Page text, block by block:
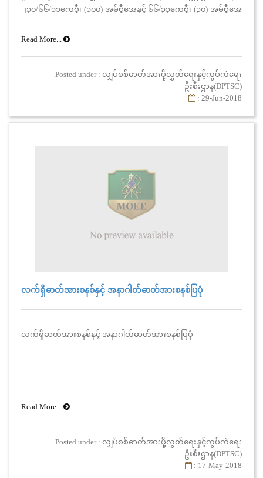
၂၃၀/၆၆/၁၁ကေဗွီ၊ (၁၀၀) အမ်ဗွီအေနှင့် ၆၆/၃၃ကေဗွီ၊ (၃၀) အမ်ဗွီအေ
နှစ်မှ စတင်အကောင် အထည်ဖော်ဆောင်ရွက်ခဲ့ပြီး (၂၈-၆-၂၀၁၈) ရက်
ရုံ၏ ၂၃၀/၆၆/ ၁၁ကေဗွီ၊ (၁၀၀) အမ်ဗွီအေ ထရန်စဖော်မာအား
Read More...
Posted under : လျှပ်စစ်ဓာတ်အားပို့လွှတ်ရေးနှင့်ကွပ်ကဲရေး
ဦးစီးဌာန(DPTSC)
: 29-Jun-2018
လက်ရှိဓာတ်အားစနစ်နှင့် အနာဂါတ်ဓာတ်အားစနစ်ပြပုံ
လက်ရှိဓာတ်အားစနစ်နှင့် အနာဂါတ်ဓာတ်အားစနစ်ပြပုံ
Read More...
Posted under : လျှပ်စစ်ဓာတ်အားပို့လွှတ်ရေးနှင့်ကွပ်ကဲရေး
ဦးစီးဌာန(DPTSC)
: 17-May-2018